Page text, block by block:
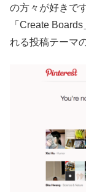
の方々が好きで
「Create
れる投稿テーマ